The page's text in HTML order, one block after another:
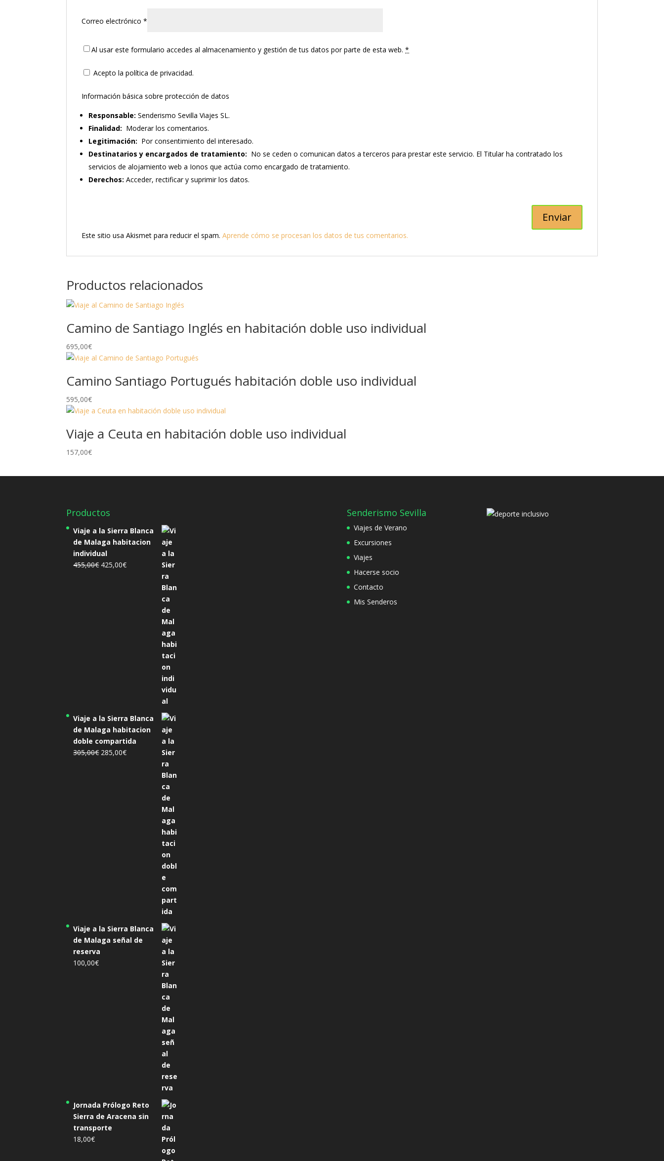
Correo electrónico*
Al usar este formulario accedes al almacenamiento y gestión de tus datos por parte de esta web.*
Acepto la política de privacidad.
Información básica sobre protección de datos
Responsable: Senderismo Sevilla Viajes SL.
Finalidad: Moderar los comentarios.
Legitimación: Por consentimiento del interesado.
Destinatarios y encargados de tratamiento: No se ceden o comunican datos a terceros para prestar este servicio. El Titular ha contratado los
servicios de alojamiento web a Ionos que actúa como encargado de tratamiento.
Derechos: Acceder, rectificar y suprimir los datos.
Este sitio usa Akismet para reducir el spam.Aprende cómo se procesan los datos de tus comentarios.
Productos relacionados
Camino de Santiago Inglés en habitación doble uso individual
695,00€
Camino Santiago Portugués habitación doble uso individual
595,00€
Viaje a Ceuta en habitación doble uso individual
157,00€
Productos
Viaje a la Sierra Blanca
de Malaga habitacion
individual
455,00€ El
425,00€El
Viaje a la Sierra Blanca
de Malaga habitacion
doble compartida
305,00€ El
285,00€El
Viaje a la Sierra Blanca
de Malaga señal de
reserva
100,00€
Jornada Prólogo Reto
Sierra de Aracena sin
transporte
18,00€
Senderismo Sevilla
Viajes de Verano
Excursiones
Viajes
Hacerse socio
Contacto
Mis Senderos